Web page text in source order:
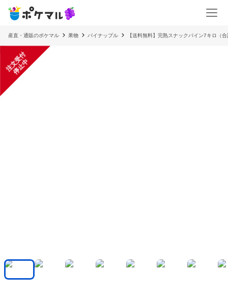
産直・通販のポケマル 果物 パイナップル 【送料無料】完熟スナックパイン7キロ（
注
文
受
付
停
止
中